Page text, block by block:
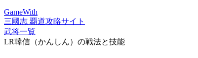
GameWith
三國志 覇道攻略サイト
武将一覧
LR韓信（かんしん）の戦法と技能